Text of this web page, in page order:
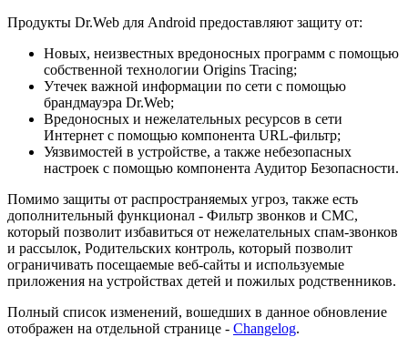
Продукты Dr.Web для Android предоставляют защиту от:
Новых, неизвестных вредоносных программ с помощью
собственной технологии Origins Tracing;
Утечек важной информации по сети с помощью
брандмауэра Dr.Web;
Вредоносных и нежелательных ресурсов в сети
Интернет с помощью компонента URL-фильтр;
Уязвимостей в устройстве, а также небезопасных
настроек с помощью компонента Аудитор Безопасности.
Помимо защиты от распространяемых угроз, также есть
дополнительный функционал - Фильтр звонков и СМС,
который позволит избавиться от нежелательных спам-звонков
и рассылок, Родительских контроль, который позволит
ограничивать посещаемые веб-сайты и используемые
приложения на устройствах детей и пожилых родственников.
Полный список изменений, вошедших в данное обновление
отображен на отдельной странице - Changelog.